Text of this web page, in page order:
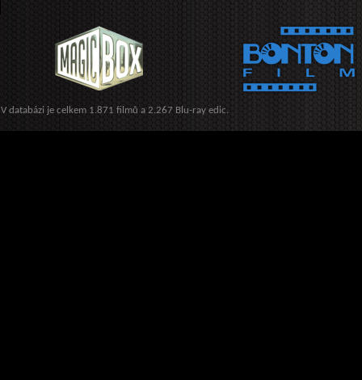
V databázi je celkem 1.871 filmů a 2.267 Blu-ray edic.